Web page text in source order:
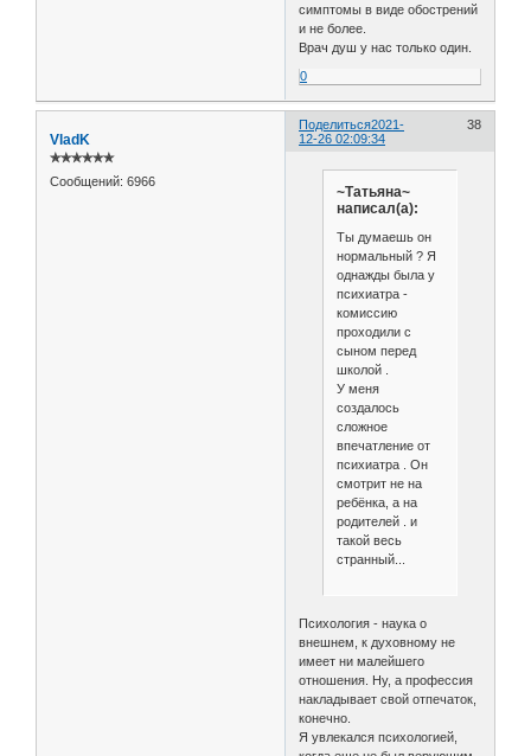
симптомы в виде обострений
и не более.
Врач душ у нас только один.
0
Поделиться 38
2021-
12-26 02:09:34
VladK
✯✯✯✯✯✯
Сообщений: 6966
~Татьяна~
написал(а):
Ты думаешь он
нормальный ? Я
однажды была у
психиатра -
комиссию
проходили с
сыном перед
школой .
У меня
создалось
сложное
впечатление от
психиатра . Он
смотрит не на
ребёнка, а на
родителей . и
такой весь
странный...
Психология - наука о
внешнем, к духовному не
имеет ни малейшего
отношения. Ну, а профессия
накладывает свой отпечаток,
конечно.
Я увлекался психологией,